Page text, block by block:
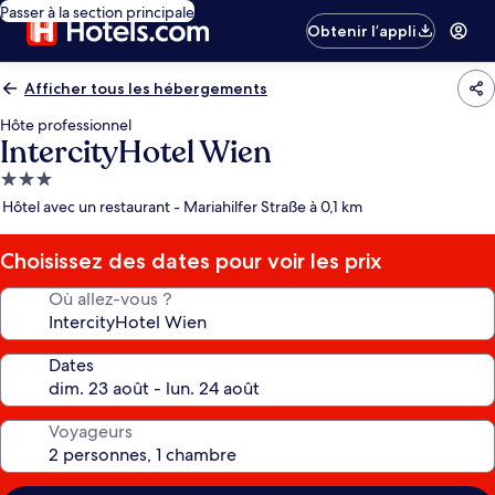
Passer à la section principale
Obtenir l’appli
Afficher tous les hébergements
Hôte professionnel
IntercityHotel Wien
Hébergement
3.0 étoiles
Hôtel avec un restaurant - Mariahilfer Straße à 0,1 km
Choisissez des dates pour voir les prix
Où allez-vous ?
Dates
Voyageurs